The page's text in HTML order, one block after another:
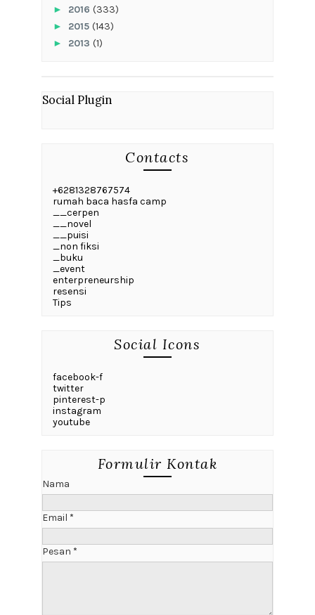
► 2016 (333)
► 2015 (143)
► 2013 (1)
Social Plugin
Contacts
+6281328767574
rumah baca hasfa camp
__cerpen
__novel
__puisi
_non fiksi
_buku
_event
enterpreneurship
resensi
Tips
Social Icons
facebook-f
twitter
pinterest-p
instagram
youtube
Formulir Kontak
Nama
Email *
Pesan *